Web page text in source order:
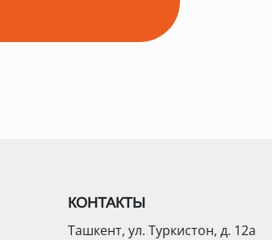
КОНТАКТЫ
Ташкент, ул. Туркистон, д. 12а